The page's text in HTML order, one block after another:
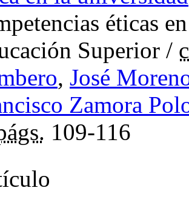
éticas
Superior /
, José
Zamora
109-116